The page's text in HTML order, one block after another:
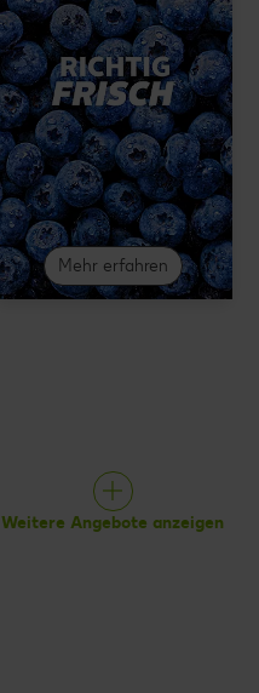
Mehr erfahren
Weitere Angebote anzeigen